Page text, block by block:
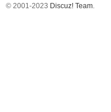
© 2001-2023 Discuz! Team.